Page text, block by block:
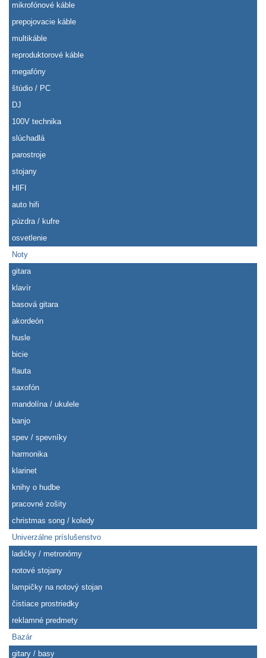
mikrofónové káble
prepojovacie káble
multikáble
reproduktorové káble
megafóny
štúdio / PC
DJ
100V technika
slúchadlá
parostroje
stojany
HIFI
auto hifi
púzdra / kufre
osvetlenie
Noty
gitara
klavír
basová gitara
akordeón
husle
bicie
flauta
saxofón
mandolína / ukulele
banjo
spev / spevníky
harmonika
klarinet
knihy o hudbe
pracovné zošity
christmas song / koledy
Univerzálne príslušenstvo
ladičky / metronómy
notové stojany
lampičky na notový stojan
čistiace prostriedky
reklamné predmety
Bazár
gitary / basy